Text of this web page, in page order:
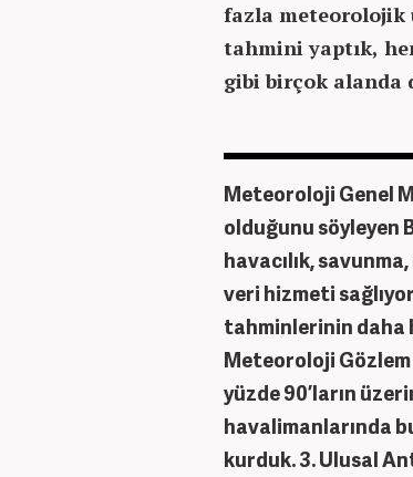
fazla meteorolojik
tahmini yaptık,
gibi birçok alanda
Meteoroloji Genel
olduğunu söyleyen
havacılık,
veri hizmeti
tahminlerinin daha
Meteoroloji Gözlem
yüzde 90’ların
havalimanlarında
kurduk. 3. Ulusal